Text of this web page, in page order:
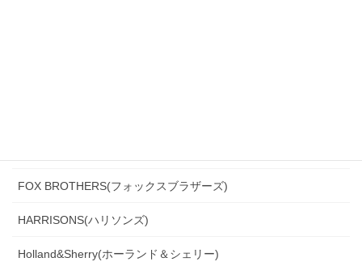
FOX BROTHERS(フォックスブラザーズ)
HARRISONS(ハリソンズ)
Holland&Sherry(ホーランド＆シェリー)